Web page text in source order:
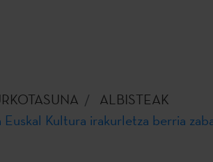
ALBISTEAK
Kultura irakurletza berria